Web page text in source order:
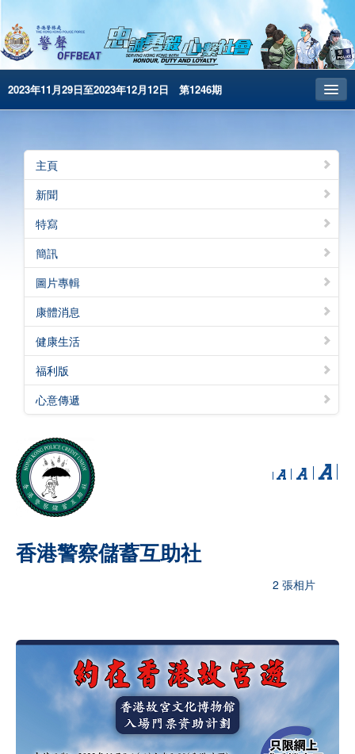
2023年11月29日至2023年12月12日 第1246期
昔日警聲
警務處主頁
简体版
English
電子書版
警聲特刊
主頁
新聞
特寫
簡訊
圖片專輯
康體消息
健康生活
福利版
心意傳遞
香港警察儲蓄互助社
2 張相片